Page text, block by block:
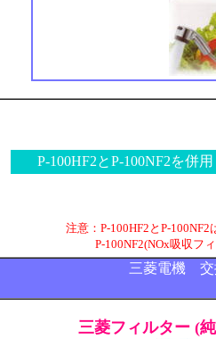
P-100HF2とP-100NF2を併
注意：P-100HF2とP-
P-100NF2(NOx吸収フ
三菱電機 交
三菱フィルター (